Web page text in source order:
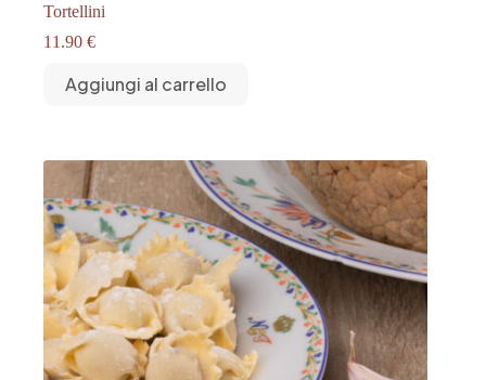
Tortellini
11.90 €
Aggiungi al carrello